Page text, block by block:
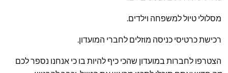
מסלולי טיול למשפחה וילדים.
רכישת כרטיסי כניסה מוזלים לחברי המועדון.
הצטרפו לחברות במועדון שהכי כיף להיות בו כי אנחנו נספר לכם